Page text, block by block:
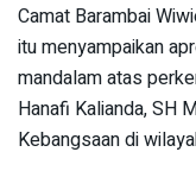
Camat Barambai
itu menyampaikan
mandalam atas
Hanafi Kalianda, SH
Kebangsaan di